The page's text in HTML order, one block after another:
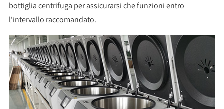
bottiglia centrifuga per assicurarsi che funzioni entro
l'intervallo raccomandato.